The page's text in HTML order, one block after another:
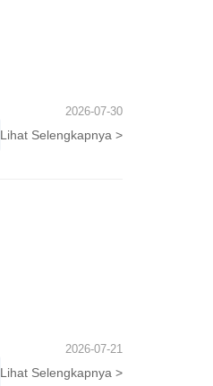
2026-07-30
Lihat Selengkapnya >
2026-07-21
Lihat Selengkapnya >